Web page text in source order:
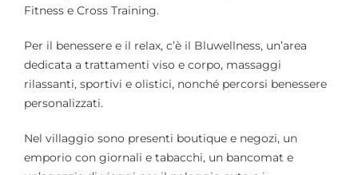
Fitness e Cross Training.
Per il benessere e il relax, c’è il Bluwellness, un’area
dedicata a trattamenti viso e corpo, massaggi
rilassanti, sportivi e olistici, nonché percorsi benessere
personalizzati.
Nel villaggio sono presenti boutique e negozi, un
emporio con giornali e tabacchi, un bancomat e